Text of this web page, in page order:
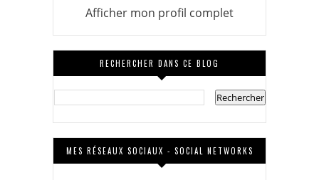
Afficher mon profil complet
RECHERCHER DANS CE BLOG
MES RÉSEAUX SOCIAUX - SOCIAL NETWORKS